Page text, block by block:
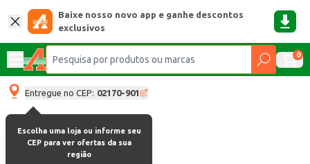
Baixe nosso novo app e ganhe descontos
exclusivos
0
Entregue no CEP: 02170-901
Escolha uma loja ou informe seu
CEP para ver ofertas da sua
região